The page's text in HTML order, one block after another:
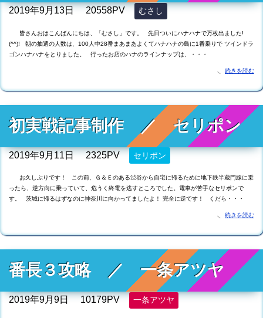
2019年9月13日 20558PV むさし
皆さんおはこんばんにちは、「むさし」です。 先日ついにハナハナで万枚出ました!
(^^)! 朝の抽選の人数は、100人中28番まあまあよくてハナハナの島に1番乗りで ツインドラ
ゴンハナハナをとりました。 行ったお店のハナのラインナップは、・・・
続きを読む
初実戦記事制作 ／ セリポン
2019年9月11日 2325PV セリポン
お久しぶりです！ この前、Ｇ＆Ｅのある渋谷から自宅に帰るために地下鉄半蔵門線に乗
ったら、逆方向に乗っていて、危うく終電を逃すところでした。電車が苦手なセリポンで
す。 茨城に帰るはずなのに神奈川に向かってましたよ！ 完全に逆です！ くだら・・・
続きを読む
番長３攻略 ／ 一条アツヤ
2019年9月9日 10179PV 一条アツヤ